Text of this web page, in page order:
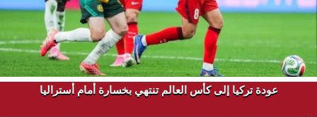
عودة تركيا إلى كأس العالم تنتهي بخسارة أمام أستراليا